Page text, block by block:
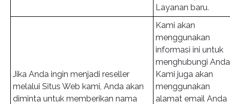
Layanan baru.
Jika Anda ingin menjadi reseller
melalui Situs Web kami, Anda akan
diminta untuk memberikan nama
Kami akan
menggunakan
informasi ini untuk
menghubungi
Kami juga akan
menggunakan
alamat email Anda